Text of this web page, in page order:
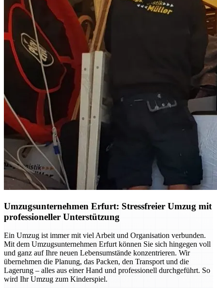
Umzugsunternehmen Erfurt: Stressfreier Umzug mit
professioneller Unterstützung
Ein Umzug ist immer mit viel Arbeit und Organisation verbunden.
Mit dem Umzugsunternehmen Erfurt können Sie sich hingegen voll
und ganz auf Ihre neuen Lebensumstände konzentrieren. Wir
übernehmen die Planung, das Packen, den Transport und die
Lagerung – alles aus einer Hand und professionell durchgeführt. So
wird Ihr Umzug zum Kinderspiel.